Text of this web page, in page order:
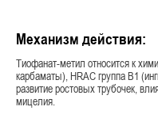
Механизм действия:
Тиофанат-метил относится к
карбаматы), HRAC группа B1
развитие ростовых трубочек,
мицелия.